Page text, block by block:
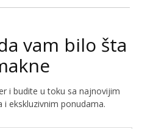
vam bilo šta
i budite u toku sa najnovijim
ekskluzivnim ponudama.